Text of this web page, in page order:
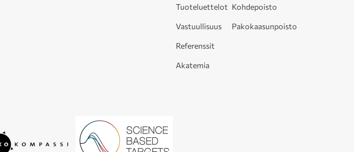
Tuoteluettelot
Vastuullisuus
Referenssit
Akatemia
Kohdepoisto
Pakokaasunpoisto